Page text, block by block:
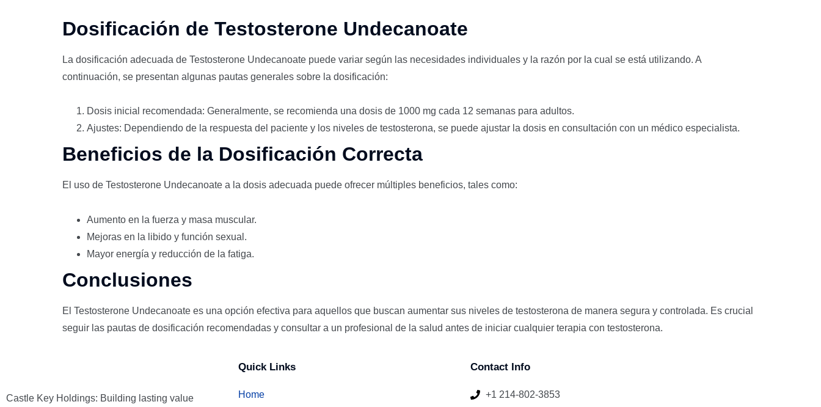
Dosificación de Testosterone Undecanoate
La dosificación adecuada de Testosterone Undecanoate puede variar según las necesidades individuales y la razón por la cual se está utilizando. A
continuación, se presentan algunas pautas generales sobre la dosificación:
Dosis inicial recomendada: Generalmente, se recomienda una dosis de 1000 mg cada 12 semanas para adultos.
Ajustes: Dependiendo de la respuesta del paciente y los niveles de testosterona, se puede ajustar la dosis en consultación con un médico especialista.
Beneficios de la Dosificación Correcta
El uso de Testosterone Undecanoate a la dosis adecuada puede ofrecer múltiples beneficios, tales como:
Aumento en la fuerza y masa muscular.
Mejoras en la libido y función sexual.
Mayor energía y reducción de la fatiga.
Conclusiones
El Testosterone Undecanoate es una opción efectiva para aquellos que buscan aumentar sus niveles de testosterona de manera segura y controlada. Es crucial
seguir las pautas de dosificación recomendadas y consultar a un profesional de la salud antes de iniciar cualquier terapia con testosterona.
Castle Key Holdings: Building lasting value
Quick Links
Home
Contact Info
+1 214-802-3853